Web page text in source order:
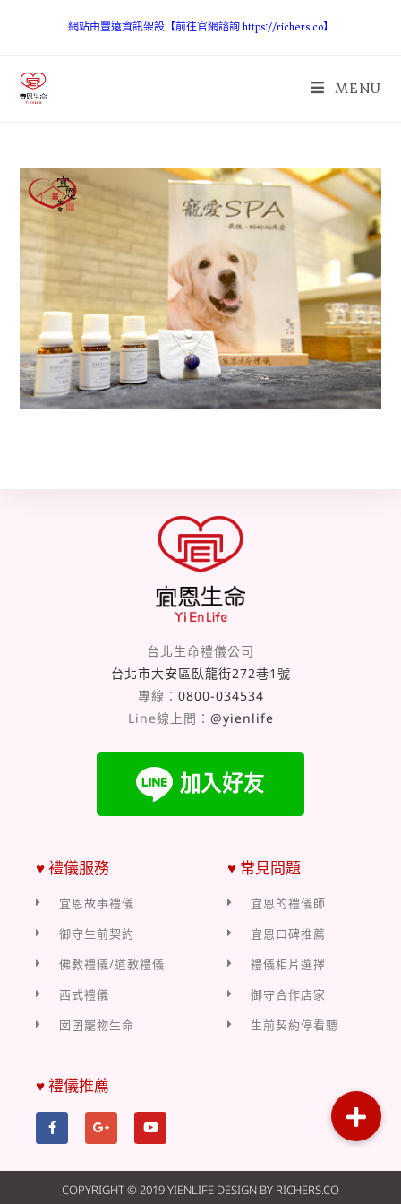
網站由豐遠資訊架設【前往官網諮詢 https://richers.co】
MENU
台北生命禮儀公司
台北市大安區臥龍街272巷1號
專線： 0800-034534
Line線上問： @yienlife
♥ 禮儀服務
宜恩故事禮儀
御守生前契約
佛教禮儀/道教禮儀
西式禮儀
囡囝寵物生命
♥ 常見問題
宜恩的禮儀師
宜恩口碑推薦
禮儀相片選擇
御守合作店家
生前契約停看聽
♥ 禮儀推薦
COPYRIGHT © 2019 YIENLIFE DESIGN BY RICHERS.CO